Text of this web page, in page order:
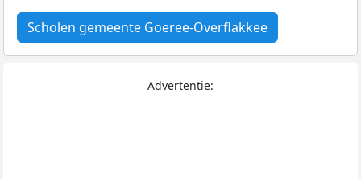
Scholen gemeente Goeree-Overflakkee
Advertentie: